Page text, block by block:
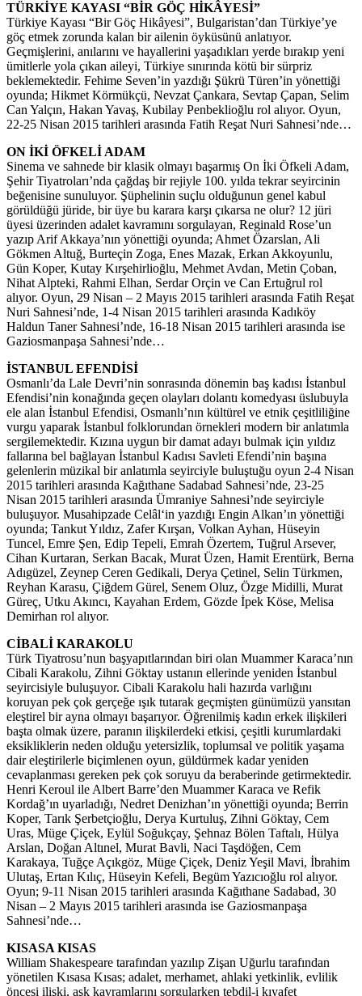
TÜRKİYE KAYASI “BİR GÖÇ HİKÂYESİ”
Türkiye Kayası “Bir Göç Hikâyesi”, Bulgaristan’dan Türkiye’ye
göç etmek zorunda kalan bir ailenin öyküsünü anlatıyor.
Geçmişlerini, anılarını ve hayallerini yaşadıkları yerde bırakıp yeni
ümitlerle yola çıkan aileyi, Türkiye sınırında kötü bir sürpriz
beklemektedir. Fehime Seven’in yazdığı Şükrü Türen’in yönettiği
oyunda; Hikmet Körmükçü, Nevzat Çankara, Sevtap Çapan, Selim
Can Yalçın, Hakan Yavaş, Kubilay Penbeklioğlu rol alıyor. Oyun,
22-25 Nisan 2015 tarihleri arasında Fatih Reşat Nuri Sahnesi’nde…
ON İKİ ÖFKELİ ADAM
Sinema ve sahnede bir klasik olmayı başarmış On İki Öfkeli Adam,
Şehir Tiyatroları’nda çağdaş bir rejiyle 100. yılda tekrar seyircinin
beğenisine sunuluyor. Şüphelinin suçlu olduğunun genel kabul
görüldüğü jüride, bir üye bu karara karşı çıkarsa ne olur? 12 jüri
üyesi üzerinden adalet kavramını sorgulayan, Reginald Rose’un
yazıp Arif Akkaya’nın yönettiği oyunda; Ahmet Özarslan, Ali
Gökmen Altuğ, Burteçin Zoga, Enes Mazak, Erkan Akkoyunlu,
Gün Koper, Kutay Kırşehirlioğlu, Mehmet Avdan, Metin Çoban,
Nihat Alpteki, Rahmi Elhan, Serdar Orçin ve Can Ertuğrul rol
alıyor. Oyun, 29 Nisan – 2 Mayıs 2015 tarihleri arasında Fatih Reşat
Nuri Sahnesi’nde, 1-4 Nisan 2015 tarihleri arasında Kadıköy
Haldun Taner Sahnesi’nde, 16-18 Nisan 2015 tarihleri arasında ise
Gaziosmanpaşa Sahnesi’nde…
İSTANBUL EFENDİSİ
Osmanlı’da Lale Devri’nin sonrasında dönemin baş kadısı İstanbul
Efendisi’nin konağında geçen olayları dolantı komedyası üslubuyla
ele alan İstanbul Efendisi, Osmanlı’nın kültürel ve etnik çeşitliliğine
vurgu yaparak İstanbul folklorundan örnekleri modern bir anlatımla
sergilemektedir. Kızına uygun bir damat adayı bulmak için yıldız
fallarına bel bağlayan İstanbul Kadısı Savleti Efendi’nin başına
gelenlerin müzikal bir anlatımla seyirciyle buluştuğu oyun 2-4 Nisan
2015 tarihleri arasında Kağıthane Sadabad Sahnesi’nde, 23-25
Nisan 2015 tarihleri arasında Ümraniye Sahnesi’nde seyirciyle
buluşuyor. Musahipzade Celâl‘in yazdığı Engin Alkan’ın yönettiği
oyunda; Tankut Yıldız, Zafer Kırşan, Volkan Ayhan, Hüseyin
Tuncel, Emre Şen, Edip Tepeli, Emrah Özertem, Tuğrul Arsever,
Cihan Kurtaran, Serkan Bacak, Murat Üzen, Hamit Erentürk, Berna
Adıgüzel, Zeynep Ceren Gedikali, Derya Çetinel, Selin Türkmen,
Reyhan Karasu, Çiğdem Gürel, Senem Oluz, Özge Midilli, Murat
Güreç, Utku Akıncı, Kayahan Erdem, Gözde İpek Köse, Melisa
Demirhan rol alıyor.
CİBALİ KARAKOLU
Türk Tiyatrosu’nun başyapıtlarından biri olan Muammer Karaca’nın
Cibali Karakolu, Zihni Göktay ustanın ellerinde yeniden İstanbul
seyircisiyle buluşuyor. Cibali Karakolu hali hazırda varlığını
koruyan pek çok gerçeğe ışık tutarak geçmişten günümüzü yansıtan
eleştirel bir ayna olmayı başarıyor. Öğrenilmiş kadın erkek ilişkileri
başta olmak üzere, paranın ilişkilerdeki etkisi, çeşitli kurumlardaki
eksikliklerin neden olduğu yetersizlik, toplumsal ve politik yaşama
dair eleştirilerle biçimlenen oyun, güldürmek kadar yeniden
cevaplanması gereken pek çok soruyu da beraberinde getirmektedir.
Henri Keroul ile Albert Barre’den Muammer Karaca ve Refik
Kordağ’ın uyarladığı, Nedret Denizhan’ın yönettiği oyunda; Berrin
Koper, Tarık Şerbetçioğlu, Derya Kurtuluş, Zihni Göktay, Cem
Uras, Müge Çiçek, Eylül Soğukçay, Şehnaz Bölen Taftalı, Hülya
Arslan, Doğan Altınel, Murat Bavli, Naci Taşdöğen, Cem
Karakaya, Tuğçe Açıkgöz, Müge Çiçek, Deniz Yeşil Mavi, İbrahim
Ulutaş, Ertan Kılıç, Hüseyin Kefeli, Begüm Yazıcıoğlu rol alıyor.
Oyun; 9-11 Nisan 2015 tarihleri arasında Kağıthane Sadabad, 30
Nisan – 2 Mayıs 2015 tarihleri arasında ise Gaziosmanpaşa
Sahnesi’nde…
KISASA KISAS
William Shakespeare tarafından yazılıp Zişan Uğurlu tarafından
yönetilen Kısasa Kısas; adalet, merhamet, ahlaki yetkinlik, evlilik
öncesi ilişki, aşk kavramlarını sorgularken tebdil-i kıyafet